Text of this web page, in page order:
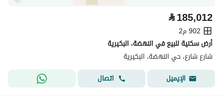
⃁185,012
902 م2
أرض سكنية للبيع في النهضة، البكيرية
شارع شارع، حي النهضة، البكيرية
الإيميل
اتصال